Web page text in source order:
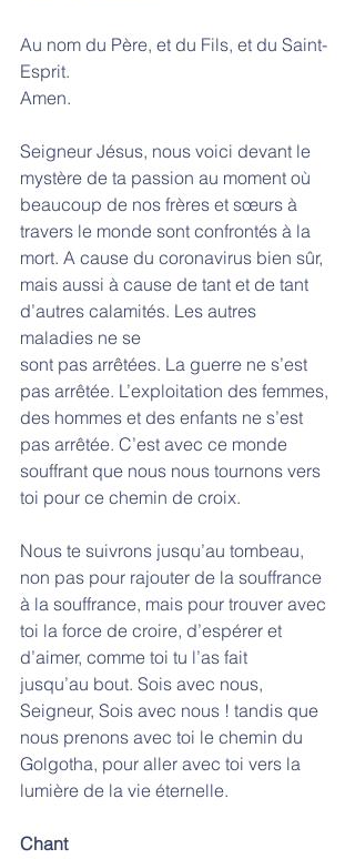
Au nom du Père, et du Fils, et du Saint-
Esprit.
Amen.
Seigneur Jésus, nous voici devant le
mystère de ta passion au moment où
beaucoup de nos frères et sœurs à
travers le monde sont confrontés à la
mort. A cause du coronavirus bien sûr,
mais aussi à cause de tant et de tant
d’autres calamités. Les autres
maladies ne se
sont pas arrêtées. La guerre ne s’est
pas arrêtée. L’exploitation des femmes,
des hommes et des enfants ne s’est
pas arrêtée. C’est avec ce monde
souffrant que nous nous tournons vers
toi pour ce chemin de croix.
Nous te suivrons jusqu’au tombeau,
non pas pour rajouter de la souffrance
à la souffrance, mais pour trouver avec
toi la force de croire, d’espérer et
d’aimer, comme toi tu l’as fait
jusqu’au bout. Sois avec nous,
Seigneur, Sois avec nous ! tandis que
nous prenons avec toi le chemin du
Golgotha, pour aller avec toi vers la
lumière de la vie éternelle.
Chant